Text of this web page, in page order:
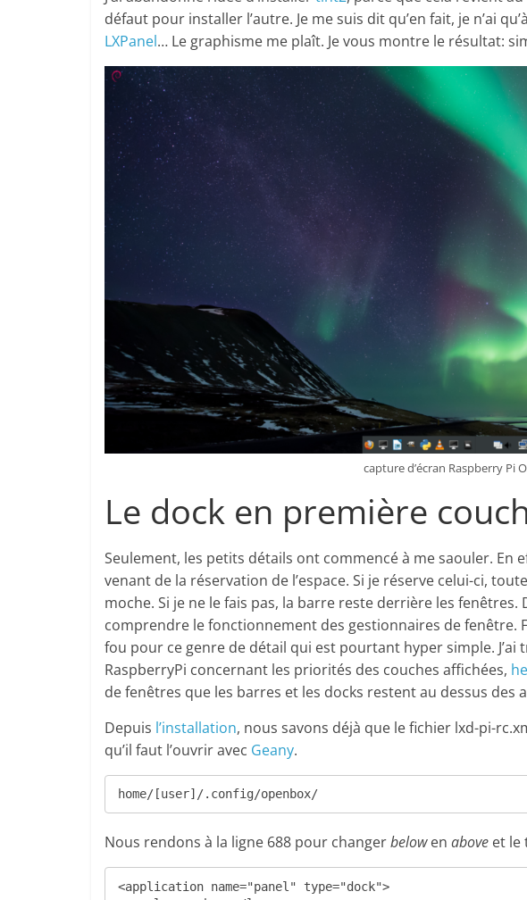
défaut pour installer l’autre. Je me suis dit qu’en fait, je n’ai
LXPanel… Le graphisme me plaît. Je vous montre le résultat:
capture d’écran Raspberry Pi
Le dock en première
Seulement, les petits détails ont commencé à me saouler. En
venant de la réservation de l’espace. Si je réserve celui-ci,
moche. Si je ne le fais pas, la barre reste derrière les fenêtres.
comprendre le fonctionnement des gestionnaires de fenêtre.
fou pour ce genre de détail qui est pourtant hyper simple.
RaspberryPi concernant les priorités des couches affichées,
de fenêtres que les barres et les docks restent au dessus des
Depuis l’installation, nous savons déjà que le fichier lxd-pi-
qu’il faut l’ouvrir avec Geany.
home/[user]/.config/openbox/
Nous rendons à la ligne 688 pour changerbelowen above et le
<application name="panel" type="dock">